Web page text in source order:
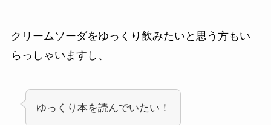
クリームソーダをゆっくり飲みたいと思う方もい
らっしゃいますし、
ゆっくり本を読んでいたい！